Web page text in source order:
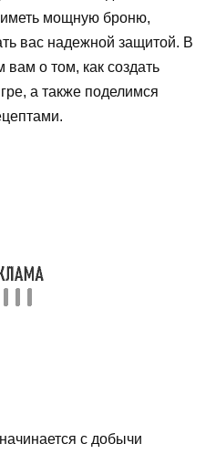
мощную броню,
вас надежной защитой. В
вам о том, как создать
а также поделимся
с добычи